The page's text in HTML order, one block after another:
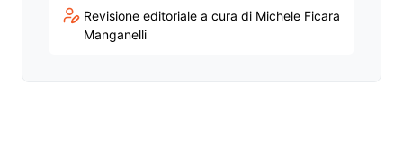
Revisione editoriale a cura di Michele Ficara
Manganelli